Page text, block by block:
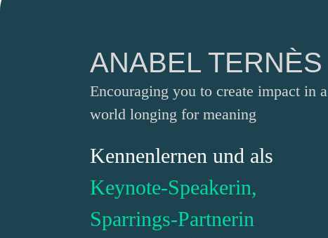
ANABEL TERNÈS
Encouraging you to create impact in a
world longing for meaning
Kennenlernen und als
Keynote-Speakerin,
Sparrings-Partnerin